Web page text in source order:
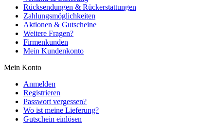
Rücksendungen & Rückerstattungen
Zahlungsmöglichkeiten
Aktionen & Gutscheine
Weitere Fragen?
Firmenkunden
Mein Kundenkonto
Mein Konto
Anmelden
Registrieren
Passwort vergessen?
Wo ist meine Lieferung?
Gutschein einlösen